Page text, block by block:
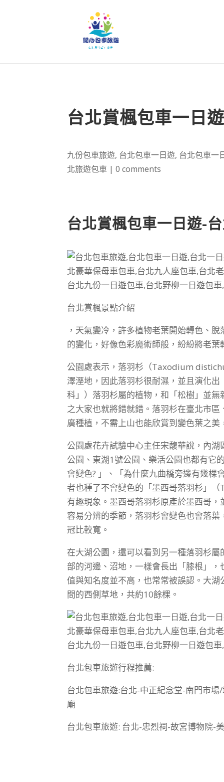
台北賞楓包車一日
九份包車旅遊, 台北包車一日遊, 台北包車一
北旅遊包車 |0 comments
台北賞楓包車一日遊-
台北賞楓景點介紹
，天氣變冷，許多植物老葉開始轉色、
的變化，好像色彩魔術師般，紛紛將老
公園處表示，落羽杉（Taxodium
澤溼地，因此落羽杉很耐濕，並且演化
科」）落羽杉屬的植物，和「松樹」並
之大家也就將錯就錯。落羽杉在臺北市
廣種植，不需上山也能欣賞到變色葉之
公園處花卉試驗中心主任宋馥華說，內
公園、東湖1號公園、樂活公園也都有它
會變色? 」、「為什麼九曲橋旁邊有幾棵
者也種了不會變色的「墨西哥落羽杉」
有趣現象。墨西哥落羽杉原產於墨西哥
容易分辨的季節，落羽杉會變色也會落
冠比較寬。
在大湖公園，還可以看到另一種落羽杉
部的河邊、沼地，一樣會長出「膝根」
值與知名度並不高，也常常被誤認。大
間的西側草地，共約10餘棵。
台北包車旅遊行程推薦:
台北包車旅遊:台北-中正紀念堂-南門市
廟
台北包車旅遊: 台北-忠烈祠-故宮博物院-